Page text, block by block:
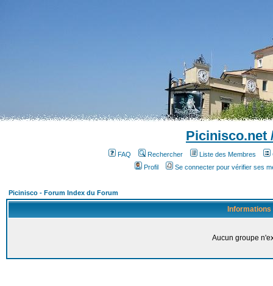
Picinisco.net
FAQ Rechercher Liste des Membres
Profil
Se connecter pour vérifier ses
Picinisco - Forum Index du Forum
Informations
Aucun groupe